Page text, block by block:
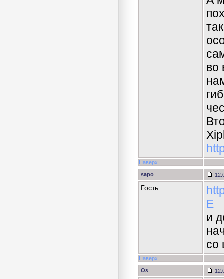
во
Наверх
sapo
Гость
E
и
со
Наверх
Оз